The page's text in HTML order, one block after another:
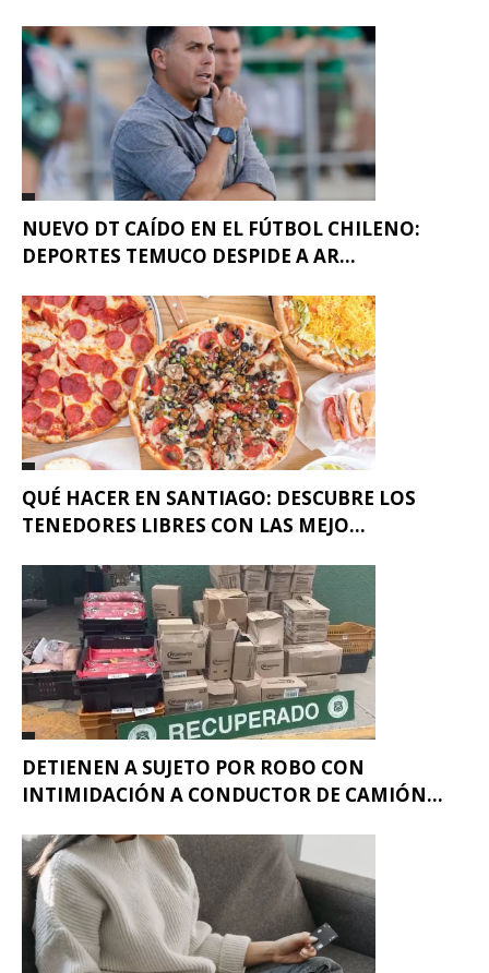
NUEVO DT CAÍDO EN EL FÚTBOL CHILENO:
DEPORTES TEMUCO DESPIDE A AR...
QUÉ HACER EN SANTIAGO: DESCUBRE LOS
TENEDORES LIBRES CON LAS MEJO...
DETIENEN A SUJETO POR ROBO CON
INTIMIDACIÓN A CONDUCTOR DE CAMIÓN...